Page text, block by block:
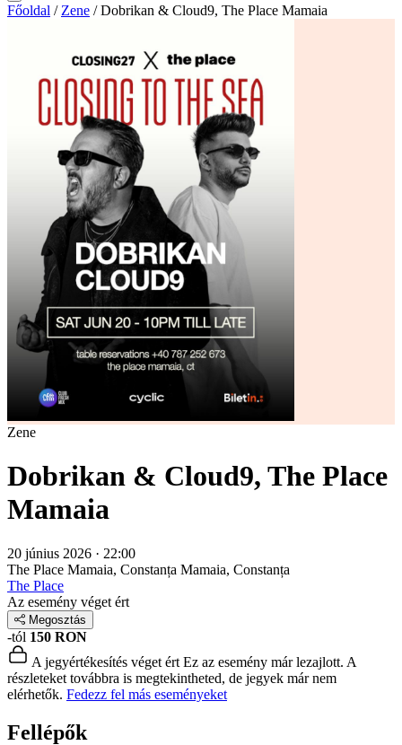
Főoldal / Zene / Dobrikan & Cloud9, The Place Mamaia
Zene
Dobrikan & Cloud9, The Place
Mamaia
20 június 2026 · 22:00
The Place Mamaia, Constanța Mamaia, Constanța
The Place
Az esemény véget ért
Megosztás
-tól 150 RON
A jegyértékesítés véget ért Ez az esemény már lezajlott. A
részleteket továbbra is megtekintheted, de jegyek már nem
elérhetők. Fedezz fel más eseményeket
Fellépők